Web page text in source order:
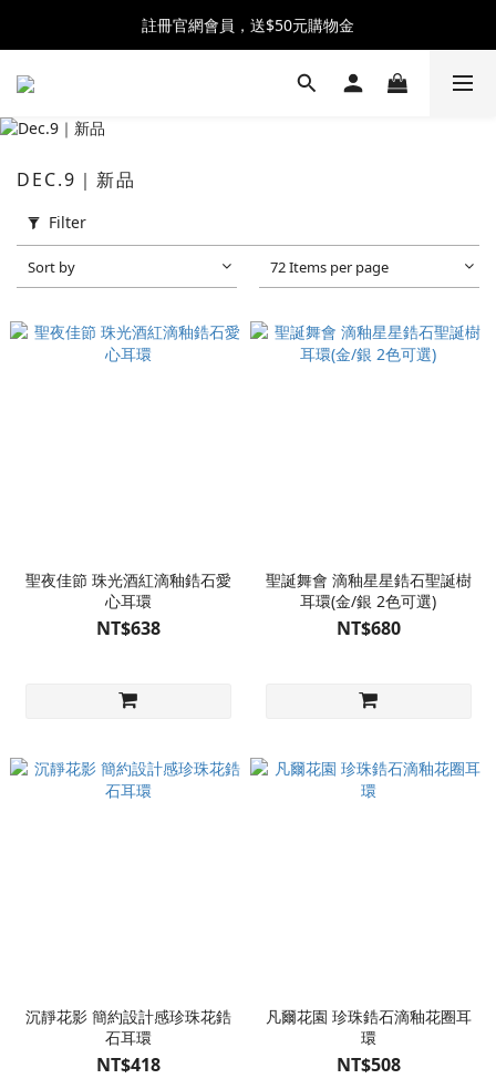
全館消費滿$2500 贈 ♡ 冰淇淋提霸杯 ♡
註冊官網會員，送$50元購物金
全館消費滿$2500 贈 ♡ 冰淇淋提霸杯 ♡
DEC.9｜新品
Filter
Sort by 72 Items per page
聖夜佳節 珠光酒紅滴釉鋯石愛
心耳環
NT$638
聖誕舞會 滴釉星星鋯石聖誕樹
耳環(金/銀 2色可選)
NT$680
沉靜花影 簡約設計感珍珠花鋯
石耳環
NT$418
凡爾花園 珍珠鋯石滴釉花圈耳
環
NT$508